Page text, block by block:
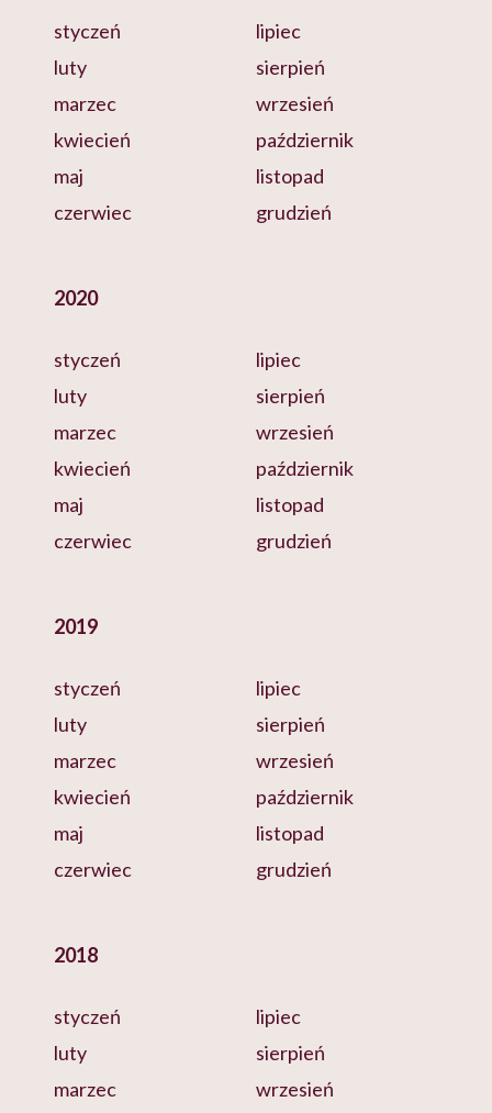
styczeń
luty
marzec
kwiecień
maj
czerwiec
lipiec
sierpień
wrzesień
październik
listopad
grudzień
2020
styczeń
luty
marzec
kwiecień
maj
czerwiec
lipiec
sierpień
wrzesień
październik
listopad
grudzień
2019
styczeń
luty
marzec
kwiecień
maj
czerwiec
lipiec
sierpień
wrzesień
październik
listopad
grudzień
2018
styczeń
luty
marzec
lipiec
sierpień
wrzesień